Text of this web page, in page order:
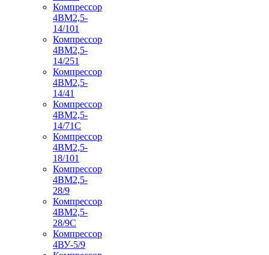
Компрессор
4ВМ2,5-
14/101
Компрессор
4ВМ2,5-
14/251
Компрессор
4ВМ2,5-
14/41
Компрессор
4ВМ2,5-
14/71C
Компрессор
4ВМ2,5-
18/101
Компрессор
4ВМ2,5-
28/9
Компрессор
4ВМ2,5-
28/9С
Компрессор
4ВУ-5/9